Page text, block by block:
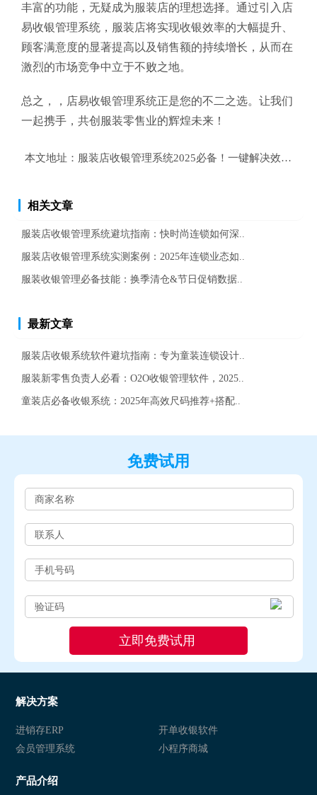
丰富的功能，无疑成为服装店的理想选择。通过引入店
易收银管理系统，服装店将实现收银效率的大幅提升、
顾客满意度的显著提高以及销售额的持续增长，从而在
激烈的市场竞争中立于不败之地。
总之，，店易收银管理系统正是您的不二之选。让我们
一起携手，共创服装零售业的辉煌未来！
本文地址： 服装店收银管理系统2025必备！一键解决效率与客
相关文章
服装店收银管理系统避坑指南：快时尚连锁如何深..
服装店收银管理系统实测案例：2025年连锁业态如..
服装收银管理必备技能：换季清仓&节日促销数据..
最新文章
服装店收银系统软件避坑指南：专为童装连锁设计..
服装新零售负责人必看：O2O收银管理软件，2025..
童装店必备收银系统：2025年高效尺码推荐+搭配..
免费试用
解决方案
进销存ERP
开单收银软件
会员管理系统
小程序商城
产品介绍